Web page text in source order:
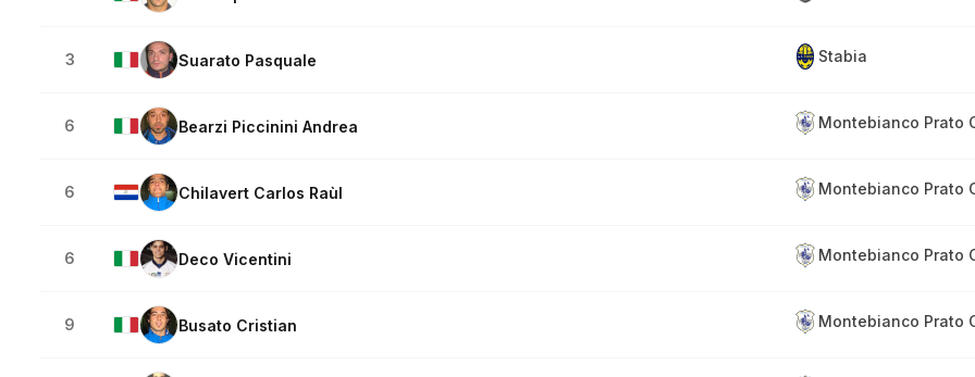
3 Suarato Pasquale Stabia
6 Bearzi Piccinini Andrea Montebianco Prato
6 Chilavert Carlos Raùl Montebianco Prato
6 Deco Vicentini Montebianco Prato
9 Busato Cristian Montebianco Prato